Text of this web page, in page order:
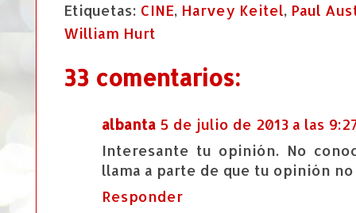
Etiquetas: CINE, Harvey Keitel, Paul
William Hurt
33 comentarios:
albanta 5 de julio de 2013 a las
Interesante tu opinión. No
llama a parte de que tu opinión
Responder